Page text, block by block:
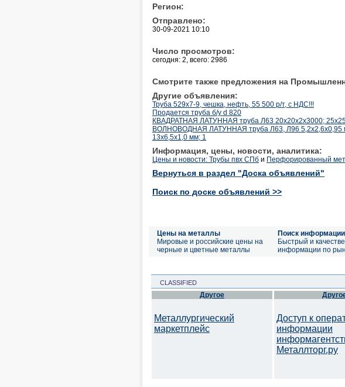
Регион:
Отправлено:
30-09-2021 10:10
Число просмотров:
сегодня: 2, всего: 2986
Смотрите также предложения на
Другие объявления:
Труба 529х7-9, чешка, нефть, 55 500 р/т, с НДС!!!
Продается труба б/у d 820
КВАДРАТНАЯ ЛАТУННАЯ труба Л63 20х20х2х3000;
ВОЛНОВОДНАЯ ЛАТУННАЯ труба Л63, Л96 5,2х2,6х0,95
13х6,5х1,0 мм; 1
Информация, цены, новости, аналитика:
Цены и новости: Трубы пвх СПб и Перфорированный
Вернуться в раздел "Доска объявлений"
Поиск по доске объявлений >>
Цены на металлы
Мировые и российские цены на
черные и цветные металлы
Поиск информации
Быстрый и
информации по
CLASSIFIED
Другое
Металлургический
маркетплейс
Доступ к
информации
Металлторг.ру